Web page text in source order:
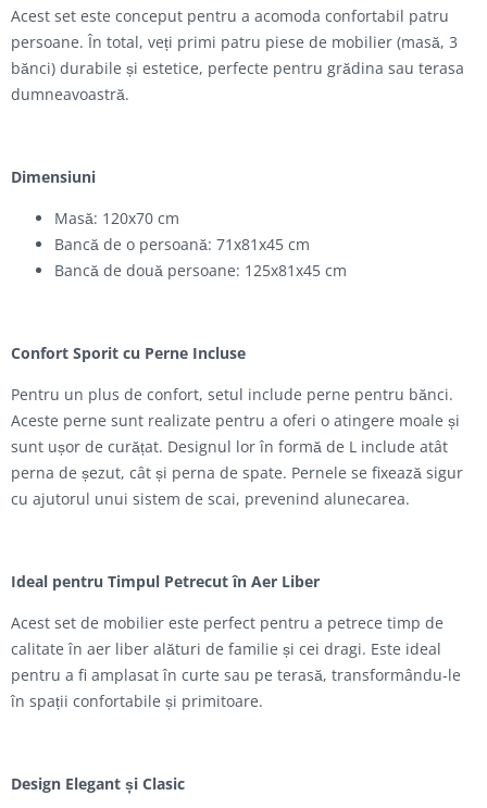
Acest set este conceput pentru a acomoda confortabil patru
persoane. În total, veți primi patru piese de mobilier (masă, 3
bănci) durabile și estetice, perfecte pentru grădina sau terasa
dumneavoastră.
Dimensiuni
Masă: 120x70 cm
Bancă de o persoană: 71x81x45 cm
Bancă de două persoane: 125x81x45 cm
Confort Sporit cu Perne Incluse
Pentru un plus de confort, setul include perne pentru bănci.
Aceste perne sunt realizate pentru a oferi o atingere moale și
sunt ușor de curățat. Designul lor în formă de L include atât
perna de șezut, cât și perna de spate. Pernele se fixează sigur
cu ajutorul unui sistem de scai, prevenind alunecarea.
Ideal pentru Timpul Petrecut în Aer Liber
Acest set de mobilier este perfect pentru a petrece timp de
calitate în aer liber alături de familie și cei dragi. Este ideal
pentru a fi amplasat în curte sau pe terasă, transformându-le
în spații confortabile și primitoare.
Design Elegant și Clasic